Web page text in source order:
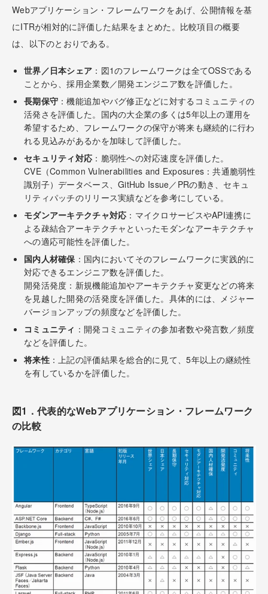
Webアプリケーション・フレームワークをあげ、公開情報を基
にITRが相対的に評価した結果をまとめた。比較項目の概要
は、以下のとおりである。
世界／日本シェア ：図1のフレームワークは全てOSSである
ことから、採用企業数／開発エンジニア数を評価した。
長期保守 ：機能追加やバグ修正などに対するコミュニティの
活発さを評価した。国内の大企業の多くは5年以上の運用を
希望するため、フレームワークの保守が将来も継続的に行わ
れる見込みがあるかを加味して評価した。
セキュリティ対応 ：脆弱性への対応速度を評価した。
CVE（Common Vulnerabilities and Exposures：共通脆弱性
識別子）データベース、GitHub Issue／PRの動き、セキュ
リティパッチのリリース実績などを参考にしている。
モダンアーキテクチャ対応 ：マイクロサービスやAPI連携に
よる疎結合アーキテクチャといったモダンなアーキテクチャ
への適応可能性を評価した。
国内人材確保 ：国内においてそのフレームワークに実践的に
対応できるエンジニア数を評価した。
開発活発度：新規機能追加やアーキテクチャ変更などの将来
を見越した開発の活発度を評価した。具体的には、メジャー
バージョンアップの頻度などを評価した。
コミュニティ ：開発コミュニティの参加者数や発言数／頻度
などを評価した。
将来性：上記の評価結果を総合的に見て、5年以上の継続性
を有しているかを評価した。
図1．代表的なWebアプリケーション・フレームワーク
の比較